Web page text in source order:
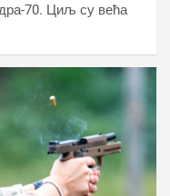
70. Циљ су већа